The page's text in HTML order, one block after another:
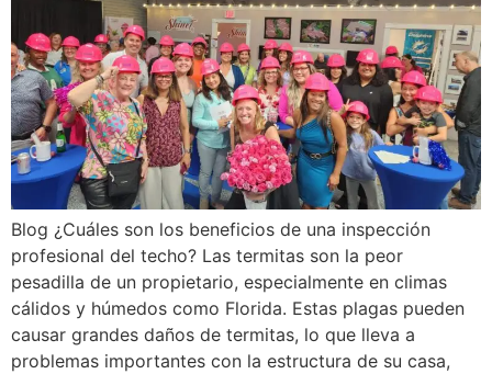
Blog ¿Cuáles son los beneficios de una inspección
profesional del techo? Las termitas son la peor
pesadilla de un propietario, especialmente en climas
cálidos y húmedos como Florida. Estas plagas pueden
causar grandes daños de termitas, lo que lleva a
problemas importantes con la estructura de su casa,